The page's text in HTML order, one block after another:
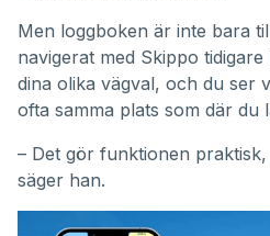
Men loggboken är inte bara
navigerat med Skippo
dina olika vägval, och du ser
ofta samma plats som där du
– Det gör funktionen
säger han.